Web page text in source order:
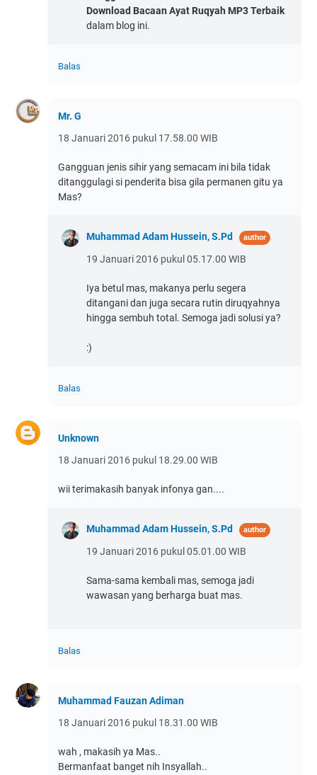
Download Bacaan Ayat Ruqyah MP3 Terbaik
dalam blog ini.
Balas
Mr. G
18 Januari 2016 pukul 17.58.00 WIB
Gangguan jenis sihir yang semacam ini bila tidak
ditanggulagi si penderita bisa gila permanen gitu ya
Mas?
Muhammad Adam Hussein, S.Pd
19 Januari 2016 pukul 05.17.00 WIB
Iya betul mas, makanya perlu segera
ditangani dan juga secara rutin diruqyahnya
hingga sembuh total. Semoga jadi solusi ya?
:)
Balas
Unknown
18 Januari 2016 pukul 18.29.00 WIB
wii terimakasih banyak infonya gan....
Muhammad Adam Hussein, S.Pd
19 Januari 2016 pukul 05.01.00 WIB
Sama-sama kembali mas, semoga jadi
wawasan yang berharga buat mas.
Balas
Muhammad Fauzan Adiman
18 Januari 2016 pukul 18.31.00 WIB
wah , makasih ya Mas..
Bermanfaat banget nih Insyallah..